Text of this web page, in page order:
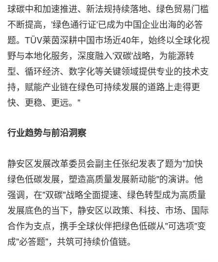
球碳中和加速推进、新法规持续落地、绿色贸易门槛
不断提高，'绿色通行证'已成为中国企业出海的必答
题。TÜV莱茵深耕中国市场近40年，始终以全球化视
野与本地化服务，深度融入'双碳'战略，为能源转
型、循环经济、数字化等关键领域提供专业的技术支
持，赋能产业链在绿色可持续发展的道路上走得更
快、更稳、更远。"
行业趋势与前沿洞察
静安区发展改革委员会副主任张纪发表了题为"加快
绿色低碳发展，塑造高质量发展新动能"的演讲。他
强调，在"双碳"战略全面提速、绿色转型成为高质量
发展底色的当下，静安区以政策、科技、市场、国际
合作为支点，携手全球伙伴把绿色低碳从"可选项"变
成"必答题"，共筑可持续价值链。